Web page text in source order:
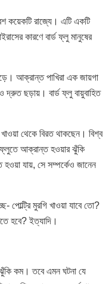
কয়েকটি রাজ্যে। এটি একটি
কারণে বার্ড ফ্লু মানুষের
আক্রান্ত পাখিরা এক জায়গা
ছড়ায়। বার্ড ফ্লু বায়ুবাহিত
থেকে বিরত থাকছেন। বিশ্ব
ফ্লুতে আক্রান্ত হওয়ার ঝুঁকি
যায়, সে সম্পর্কেও জানেন
পোল্ট্রি মুরগি খাওয়া যাবে তো?
হবে? ইত্যাদি।
কম। তবে এমন ঘটনা যে